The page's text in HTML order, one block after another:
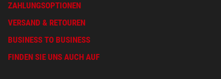
ZAHLUNGSOPTIONEN
VERSAND & RETOUREN
BUSINESS TO BUSINESS
FINDEN SIE UNS AUCH AUF